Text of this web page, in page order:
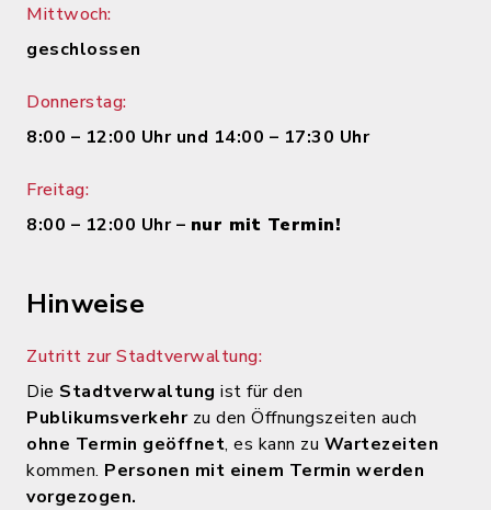
Mittwoch:
geschlossen
Donnerstag:
8:00 – 12:00 Uhr und 14:00 – 17:30 Uhr
Freitag:
8:00 – 12:00 Uhr – nur mit Termin!
Hinweise
Zutritt zur Stadtverwaltung:
Die Stadtverwaltung ist für den
Publikumsverkehr zu den Öffnungszeiten auch
ohne Termin geöffnet, es kann zu Wartezeiten
kommen. Personen mit einem Termin werden
vorgezogen.